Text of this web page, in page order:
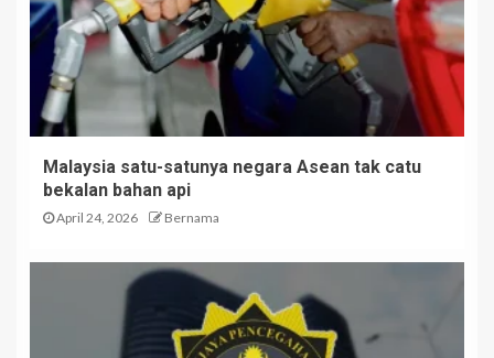
Malaysia satu-satunya negara Asean tak catu
bekalan bahan api
April 24, 2026 Bernama